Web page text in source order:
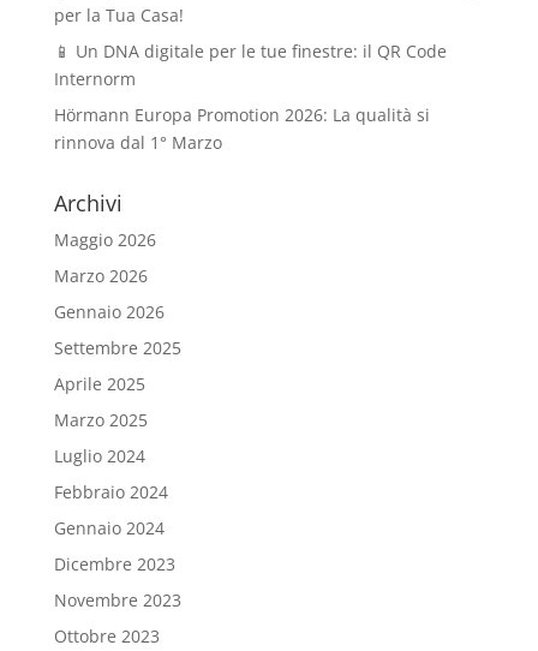
per la Tua Casa!
📱 Un DNA digitale per le tue finestre: il QR Code
Internorm
Hörmann Europa Promotion 2026: La qualità si
rinnova dal 1° Marzo
Archivi
Maggio 2026
Marzo 2026
Gennaio 2026
Settembre 2025
Aprile 2025
Marzo 2025
Luglio 2024
Febbraio 2024
Gennaio 2024
Dicembre 2023
Novembre 2023
Ottobre 2023